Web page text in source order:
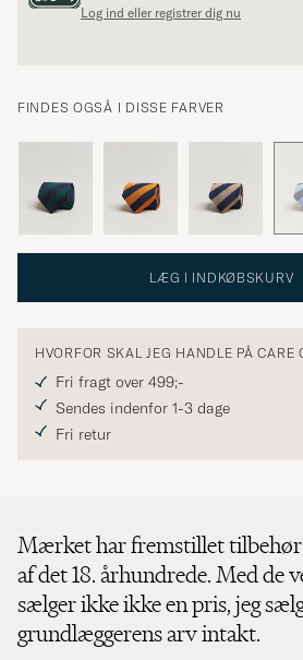
Log ind eller registrer dig nu
FINDES OGSÅ I DISSE FARVER
LÆG I INDKØBSKURV
HVORFOR SKAL JEG HANDLE PÅ CARE
Fri fragt over 499;-
Sendes indenfor 1-3 dage
Fri retur
Mærket har fremstillet tilbehør
af det 18. århundrede. Med de
sælger ikke ikke en pris, jeg
grundlæggerens arv intakt.